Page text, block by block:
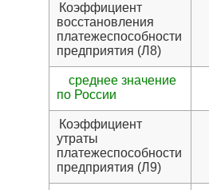
Коэффициент
восстановления
платежеспособности
предприятия (Л8)
среднее значение
по России
Коэффициент
утраты
платежеспособности
предприятия (Л9)